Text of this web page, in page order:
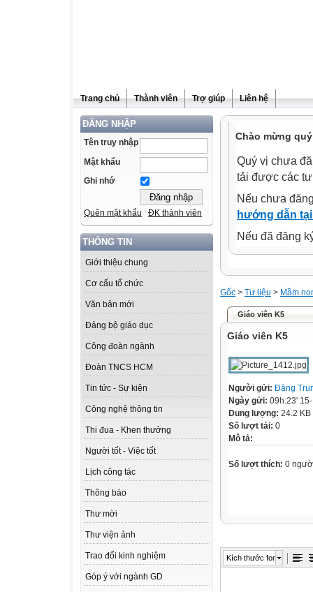
Trang chủ Thành viên Trợ giúp Liên hệ
ĐĂNG NHẬP
Tên truy nhập
Mật khẩu
Ghi nhớ
Quên mật khẩu ĐK thành viên
THÔNG TIN
Giới thiệu chung
Cơ cấu tổ chức
Văn bản mới
Đảng bộ giáo dục
Công đoàn ngành
Đoàn TNCS HCM
Tin tức - Sự kiện
Công nghệ thông tin
Thi đua - Khen thưởng
Người tốt - Việc tốt
Lịch công tác
Thông báo
Thư mời
Thư viện ảnh
Trao đổi kinh nghiệm
Góp ý với ngành GD
Chào mừng
Quý vị chưa
tải được các
Nếu chưa
hướng dẫn
Nếu đã đăng
Gốc > Tư liệu > Mầm
Giáo viên K5
Giáo viên K5
Người gửi: Đăng
Ngày gửi: 09h:23'
Dung lượng: 24.2 KB
Số lượt tải: 0
Mô tả:
Số lượt thích: 0
Kích thước font